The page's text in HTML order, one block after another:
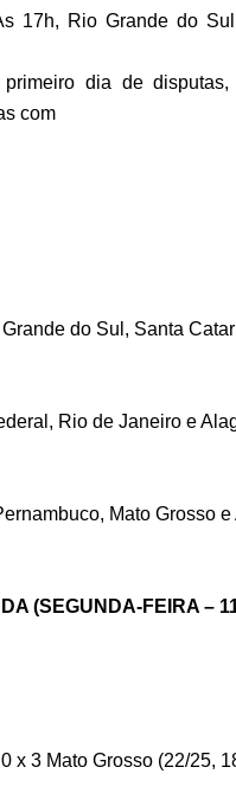
17h, Rio Grande do
primeiro dia de
com
do Sul, Santa
Rio de Janeiro e
Mato Grosso
(SEGUNDA-FEIRA –
x 3 Mato Grosso (22/25,